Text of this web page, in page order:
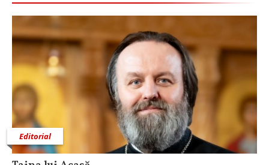
Editorial